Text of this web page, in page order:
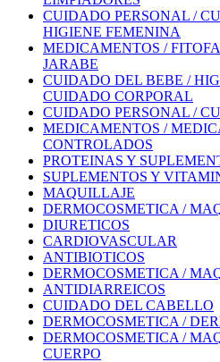
CUIDADO PERSONAL /
HIGIENE FEMENINA
MEDICAMENTOS /
JARABE
CUIDADO DEL BEBE /
CUIDADO CORPORAL
CUIDADO PERSONAL /
MEDICAMENTOS /
CONTROLADOS
PROTEINAS Y
SUPLEMENTOS Y
MAQUILLAJE
DERMOCOSMETICA /
DIURETICOS
CARDIOVASCULAR
ANTIBIOTICOS
DERMOCOSMETICA /
ANTIDIARREICOS
CUIDADO DEL CABELLO
DERMOCOSMETICA /
DERMOCOSMETICA /
CUERPO